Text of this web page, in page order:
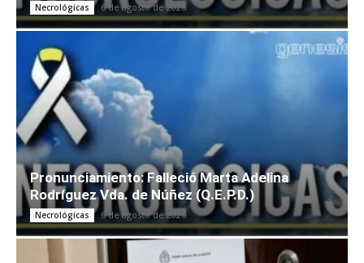
Necrológicas 6 de agosto de 2026
Pronunciamiento: Falleció Marta Adelina
Rodríguez Vda. de Núñez (Q.E.P.D.)
Necrológicas 6 de agosto de 2026